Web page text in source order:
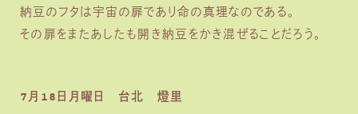
納豆のフタは宇宙の扉であり命の真理なのである。
その扉をまたあしたも開き納豆をかき混ぜることだろう。
7月18日月曜日 台北 燈里